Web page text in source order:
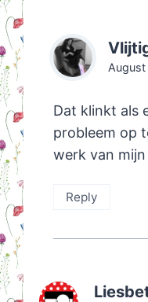
Dat klinkt als
probleem op
werk van
Reply